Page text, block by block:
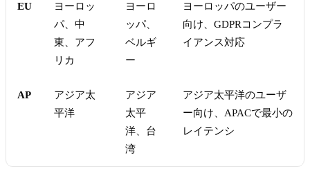
EU
ヨーロッ
パ、中
東、アフ
リカ
ヨーロ
ッパ、
ベルギ
ー
ヨーロッパのユーザー
向け、GDPRコンプラ
イアンス対応
AP
アジア太
平洋
アジア
太平
洋、台
湾
アジア太平洋のユーザ
ー向け、APACで最小の
レイテンシ